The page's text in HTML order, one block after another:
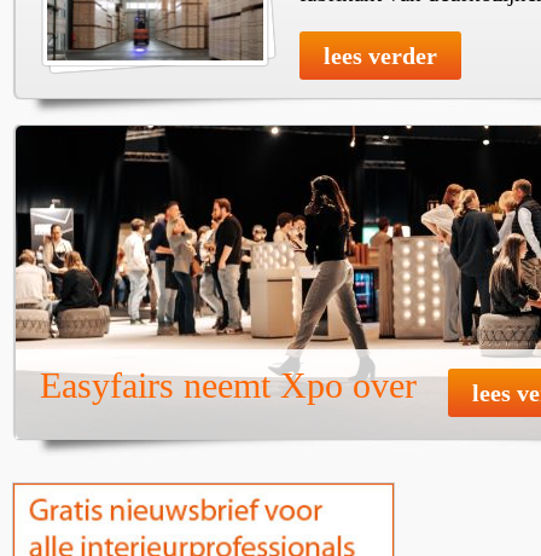
lees verder
Easyfairs neemt Xpo over lees